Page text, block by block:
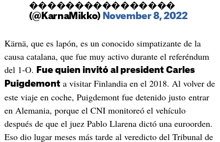
����������������
(@KarnaMikko) November 8, 2022
Kärnä, que es lapón, es un conocido simpatizante de la
causa catalana, que fue muy activo durante el referéndum
del 1-O.
Fue quien invitó al president Carles
Puigdemonta visitar Finlandia en el 2018. Al volver de
este viaje en coche, Puigdemont fue detenido justo entrar
en Alemania, porque el CNI monitoreó el vehículo
después de que el juez Pablo Llarena dictó una euroorden.
Eso dio lugar meses más tarde al veredicto del Tribunal de